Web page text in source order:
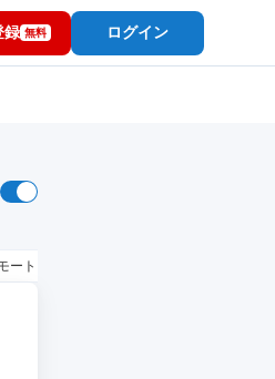
録 無料 ログイン
ートワーク）OK